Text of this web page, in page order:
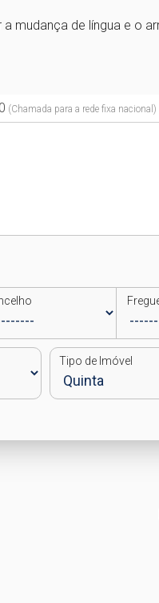
mudança de língua e o
(Chamada para a rede fixa nacional)
Tipo de Imóvel